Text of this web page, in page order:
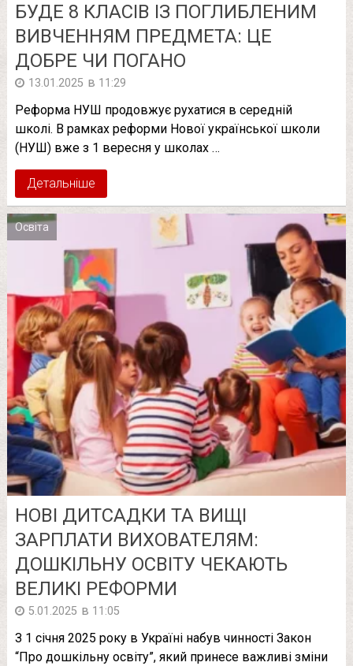
БУДЕ 8 КЛАСІВ ІЗ ПОГЛИБЛЕНИМ
ВИВЧЕННЯМ ПРЕДМЕТА: ЦЕ
ДОБРЕ ЧИ ПОГАНО
13.01.2025 в 11:29
Реформа НУШ продовжує рухатися в середній
школі. В рамках реформи Нової української школи
(НУШ) вже з 1 вересня у школах …
Детальніше
Освіта
НОВІ ДИТСАДКИ ТА ВИЩІ
ЗАРПЛАТИ ВИХОВАТЕЛЯМ:
ДОШКІЛЬНУ ОСВІТУ ЧЕКАЮТЬ
ВЕЛИКІ РЕФОРМИ
5.01.2025 в 11:05
З 1 січня 2025 року в Україні набув чинності Закон
“Про дошкільну освіту”, який принесе важливі зміни